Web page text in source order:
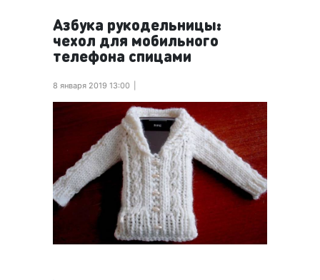
Азбука рукодельницы:
чехол для мобильного
телефона спицами
8 января 2019 13:00